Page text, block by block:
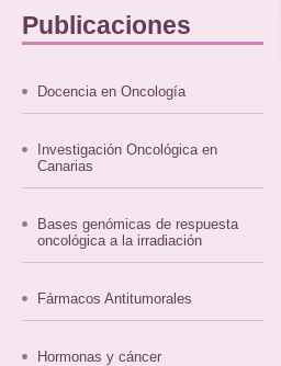
Publicaciones
Docencia en Oncología
Investigación Oncológica en
Canarias
Bases genómicas de respuesta
oncológica a la irradiación
Fármacos Antitumorales
Hormonas y cáncer